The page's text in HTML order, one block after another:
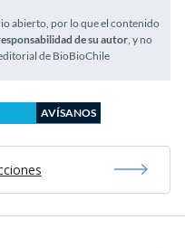
abierto, por lo que el contenido
de su autor , y no
de BioBioChile
AVÍSANOS